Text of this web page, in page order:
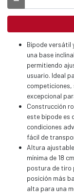
JUGAR
Bipode versátil
una base
permitiendo
usuario. Ideal
competiciones,
excepcional
Construcción
este bipode es
condiciones
fácil de
Altura
mínima de 18
postura de tiro
posición más
alta para una